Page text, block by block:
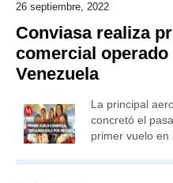
26 septiembre, 2022
Conviasa realiza
comercial
Venezuela
La principal
concretó el
primer vuelo en